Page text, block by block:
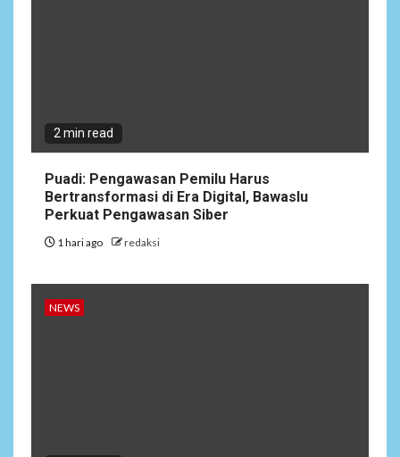
3
Isu Surpres Pergantian
Kapolri Dinilai Menyesatkan,
Presiden Tetap Pemegang
Kewenangan
4 NEWS
2 min read
Puadi: Pengawasan Pemilu Harus
Bertransformasi di Era Digital, Bawaslu
Perkuat Pengawasan Siber
1 hari ago redaksi
NEWS